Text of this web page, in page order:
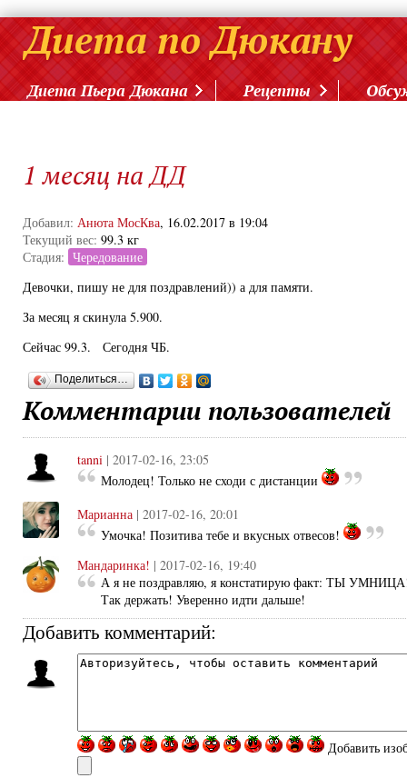
Диета Пьера Дюкана Рецепты
1 месяц на ДД
Добавил: Анюта МосКва, 16.02.2017 в 19:04
Текущий вес: 99.3 кг
Стадия: Чередование
Девочки, пишу не для поздравлений)) а для памяти.
За месяц я скинула 5.900.
Сейчас 99.3. Сегодня ЧБ.
Поделиться…
Комментарии пользователей
tanni | 2017-02-16, 23:05
Молодец! Только не сходи с дистанции
Марианна | 2017-02-16, 20:01
Умочка! Позитива тебе и вкусных отвесов!
Мандаринка! | 2017-02-16, 19:40
А я не поздравляю, я констатирую факт: ТЫ
Так держать! Уверенно идти дальше!
Добавить комментарий:
Добавить